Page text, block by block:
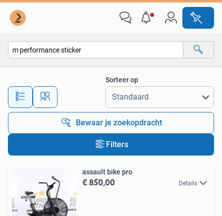
Alle afstanden…
Sorteer op
Bewaar je zoekopdracht
Filters
assault bike pro
€ 850,00 Details